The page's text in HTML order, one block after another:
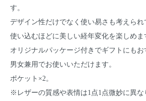
す。
デザイン性だけでなく使い易さも考えられ
使い込むほどに美しい経年変化を楽しめま
オリジナルパッケージ付きでギフトにもお
男女兼用でお使いいただけます。
ポケット×2。
※レザーの質感や表情は1点1点微妙に異